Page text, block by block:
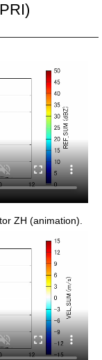
ZH (animation).